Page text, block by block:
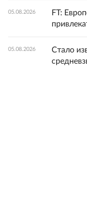
05.08.2026
FT:
05.08.2026
Стало